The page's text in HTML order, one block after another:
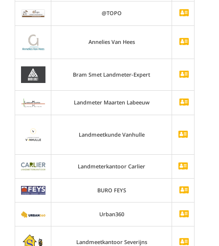
@TOPO
Annelies Van Hees
Bram Smet Landmeter-Expert
Landmeter Maarten Labeeuw
Landmeetkunde Vanhulle
Landmeterkantoor Carlier
BURO FEYS
Urban360
Landmeetkantoor Severijns